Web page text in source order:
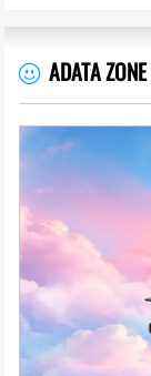
ADATA ZONE